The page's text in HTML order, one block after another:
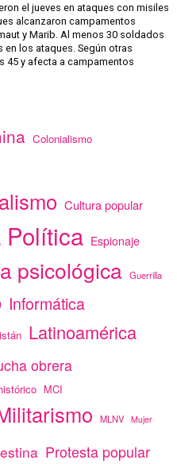
el jueves en ataques con misiles
alcanzaron campamentos
y Marib. Al menos 30 soldados
los ataques. Según otras
45 y afecta a campamentos
Colonialismo
Cultura popular
Política Espionaje
psicológica Guerrilla
Informática
Latinoamérica
obrera
MCI
MLNV Mujer
Protesta popular